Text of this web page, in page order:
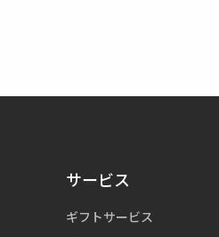
サービス
ギフトサービス